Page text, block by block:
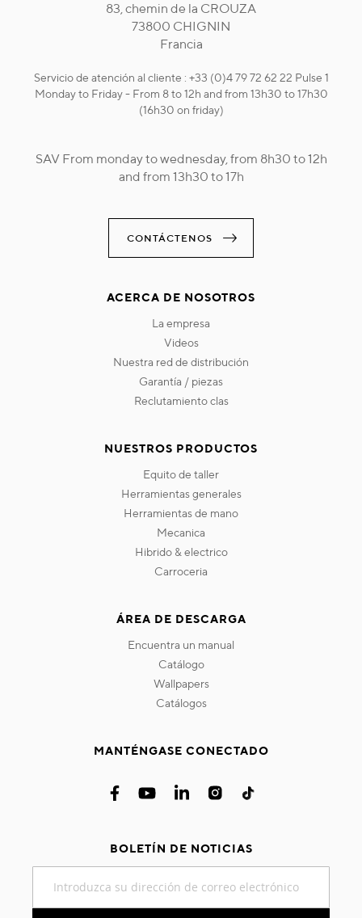
83, chemin de la CROUZA
73800 CHIGNIN
Francia
Servicio de atención al cliente : +33 (0)4 79 72 62 22 Pulse 1
Monday to Friday - From 8 to 12h and from 13h30 to 17h30
(16h30 on friday)
SAV From monday to wednesday, from 8h30 to 12h
and from 13h30 to 17h
CONTÁCTENOS
ACERCA DE NOSOTROS
la empresa
videos
nuestra red de distribución
garantía / piezas
reclutamiento clas
NUESTROS PRODUCTOS
equito de taller
herramientas generales
herramientas de mano
mecanica
hibrido & electrico
carroceria
ÁREA DE DESCARGA
encuentra un manual
catálogo
wallpapers
catálogos
MANTÉNGASE CONECTADO
BOLETÍN DE NOTICIAS
nuestro